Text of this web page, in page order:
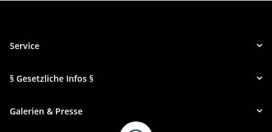
Service
§ Gesetzliche Infos §
Galerien & Presse